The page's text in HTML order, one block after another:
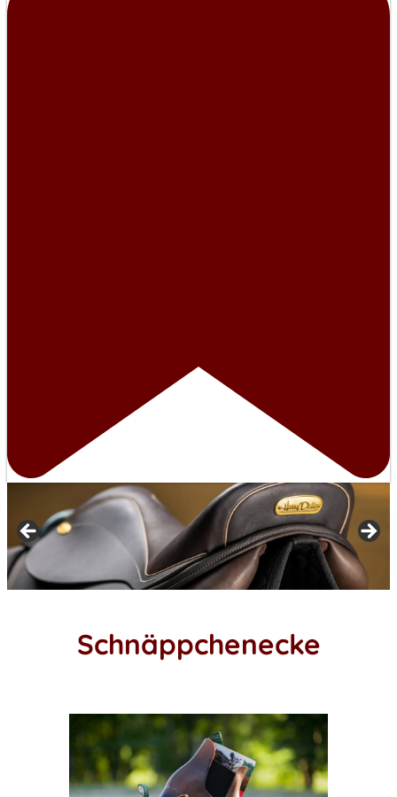
Schnäppchenecke